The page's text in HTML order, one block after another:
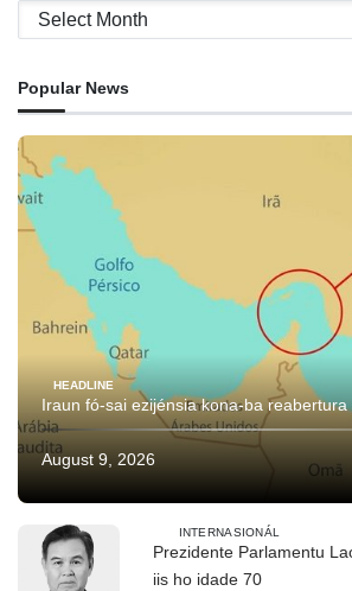
Archives
Popular News
HEADLINE
Iraun fó-sai ezijénsia kona-ba
August 9, 2026
INTERNASIONÁL
Prezidente Parlamentu
iis ho idade 70